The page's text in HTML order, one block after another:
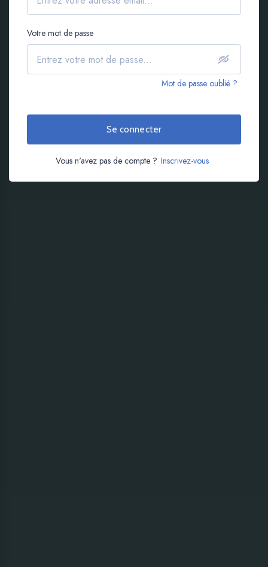
Mot de passe oublié ?
Votre mot de passe
Se connecter
Vous n'avez pas de compte ? Inscrivez-vous
S'inscrire gratuitement